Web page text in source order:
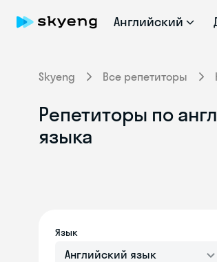
Английский
Skyeng Все репетиторы
Репетиторы по
языка
Язык
Английский язык